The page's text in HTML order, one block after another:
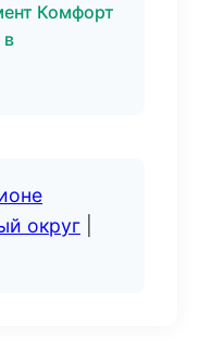
Комфорт
в
округ